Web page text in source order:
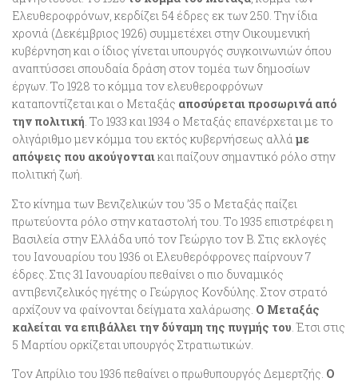
Ελευθεροφρόνων, κερδίζει 54 έδρες εκ των 250. Την ίδια
χρονιά (Δεκέμβριος 1926) συμμετέχει στην Οικουμενική
κυβέρνηση και ο ίδιος γίνεται υπουργός συγκοινωνιών όπου
αναπτύσσει σπουδαία δράση στον τομέα των δημοσίων
έργων. Το 1928 το κόμμα τον ελευθεροφρόνων
καταποντίζεται και ο Μεταξάς αποσύρεται προσωρινά από
την πολιτική. Το 1933 και 1934 ο Μεταξάς επανέρχεται με το
ολιγάριθμο μεν κόμμα του εκτός κυβερνήσεως αλλά με
απόψεις που ακούγονταικαι παίζουν σημαντικό ρόλο στην
πολιτική ζωή.
Στο κίνημα των Βενιζελικών του ’35 ο Μεταξάς παίζει
πρωτεύοντα ρόλο στην καταστολή του. Το 1935 επιστρέφει η
Βασιλεία στην Ελλάδα υπό τον Γεώργιο τον Β. Στις εκλογές
του Ιανουαρίου του 1936 οι Ελευθερόφρονες παίρνουν 7
έδρες. Στις 31 Ιανουαρίου πεθαίνει ο πιο δυναμικός
αντιβενιζελικός ηγέτης ο Γεώργιος Κονδύλης. Στον στρατό
αρχίζουν να φαίνονται δείγματα χαλάρωσης. Ο Μεταξάς
καλείται να επιβάλλει την δύναμη της πυγμής του . Έτσι στις
5 Μαρτίου ορκίζεται υπουργός Στρατιωτικών.
Τον Απρίλιο του 1936 πεθαίνει ο πρωθυπουργός Δεμερτζής. Ο